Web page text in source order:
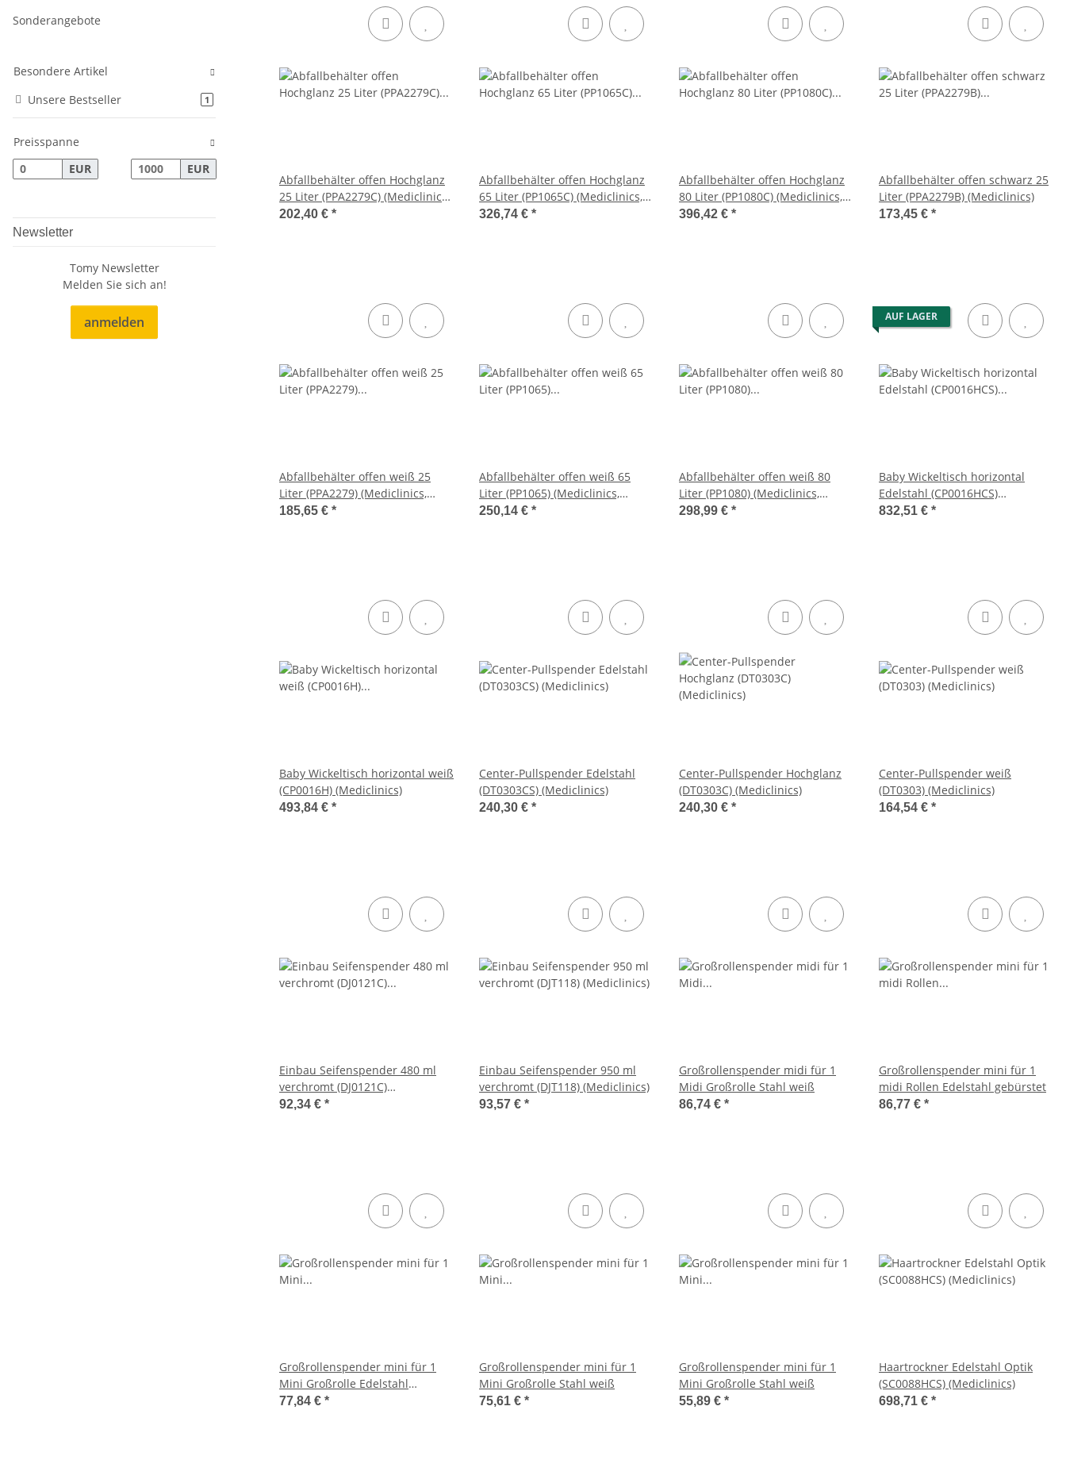
Abfallbehälter offen Hochglanz
25 Liter (PPA2279C) (Mediclinics,
Dutch Bins)
202,40 € *
Abfallbehälter offen Hochglanz
65 Liter (PP1065C) (Mediclinics,
Dutch Bins)
326,74 € *
Abfallbehälter offen Hochglanz
80 Liter (PP1080C) (Mediclinics,
Dutch Bins)
396,42 € *
Abfallbehälter offen schwarz 25
Liter (PPA2279B) (Mediclinics)
173,45 € *
Abfallbehälter offen weiß 25
Liter (PPA2279) (Mediclinics,
Dutch Bins)
185,65 € *
Abfallbehälter offen weiß 65
Liter (PP1065) (Mediclinics,
Dutch Bins)
250,14 € *
Abfallbehälter offen weiß 80
Liter (PP1080) (Mediclinics,
Dutch Bins)
298,99 € *
AUF LAGER
Baby Wickeltisch horizontal
Edelstahl (CP0016HCS)
(Mediclinics)
832,51 € *
Baby Wickeltisch horizontal weiß
(CP0016H) (Mediclinics)
493,84 € *
Center-Pullspender Edelstahl
(DT0303CS) (Mediclinics)
240,30 € *
Center-Pullspender Hochglanz
(DT0303C) (Mediclinics)
240,30 € *
Center-Pullspender weiß
(DT0303) (Mediclinics)
164,54 € *
Einbau Seifenspender 480 ml
verchromt (DJ0121C)
(Mediclinics)
92,34 € *
Einbau Seifenspender 950 ml
verchromt (DJT118) (Mediclinics)
93,57 € *
Großrollenspender midi für 1
Midi Großrolle Stahl weiß
86,74 € *
Großrollenspender mini für 1
midi Rollen Edelstahl gebürstet
86,77 € *
Großrollenspender mini für 1
Mini Großrolle Edelstahl
Hochglanz
77,84 € *
Großrollenspender mini für 1
Mini Großrolle Stahl weiß
75,61 € *
Großrollenspender mini für 1
Mini Großrolle Stahl weiß
55,89 € *
Haartrockner Edelstahl Optik
(SC0088HCS) (Mediclinics)
698,71 € *
Sonderangebote
Besondere Artikel
Unsere Bestseller
1Artikel gefunden
Preisspanne
EUR
EUR
Newsletter
Tomy Newsletter
Melden Sie sich an!
anmelden